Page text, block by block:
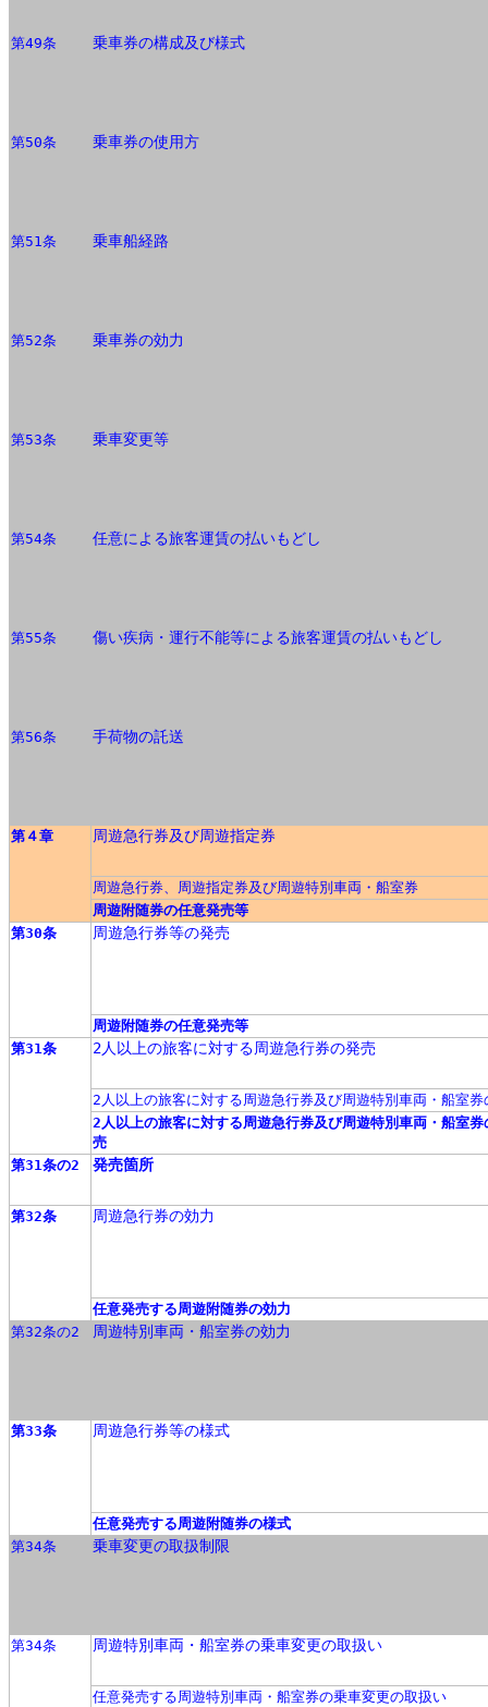
第49条 乗車券の構成及び様式
第50条 乗車券の使用方
第51条 乗車船経路
第52条 乗車券の効力
第53条 乗車変更等
第54条 任意による旅客運賃の払いもどし
第55条 傷い疾病・運行不能等による旅客運賃の払いもどし
第56条 手荷物の託送
第４章 周遊急行券及び周遊指定券
周遊急行券、周遊指定券及び周遊特別車両・船室券
周遊附随券の任意発売等
第30条
周遊急行券等の発売
周遊附随券の任意発売等
第31条
2人以上の旅客に対する周遊急行券の発売
2人以上の旅客に対する周遊急行券及び周遊特別車両・船室券
2人以上の旅客に対する周遊急行券及び周遊特別車両・船室券
売
第31条の2
発売箇所
第32条 周遊急行券の効力
任意発売する周遊附随券の効力
第32条の2
周遊特別車両・船室券の効力
第33条 周遊急行券等の様式
任意発売する周遊附随券の様式
第34条
乗車変更の取扱制限
第34条 周遊特別車両・船室券の乗車変更の取扱い
任意発売する周遊特別車両・船室券の乗車変更の取扱い